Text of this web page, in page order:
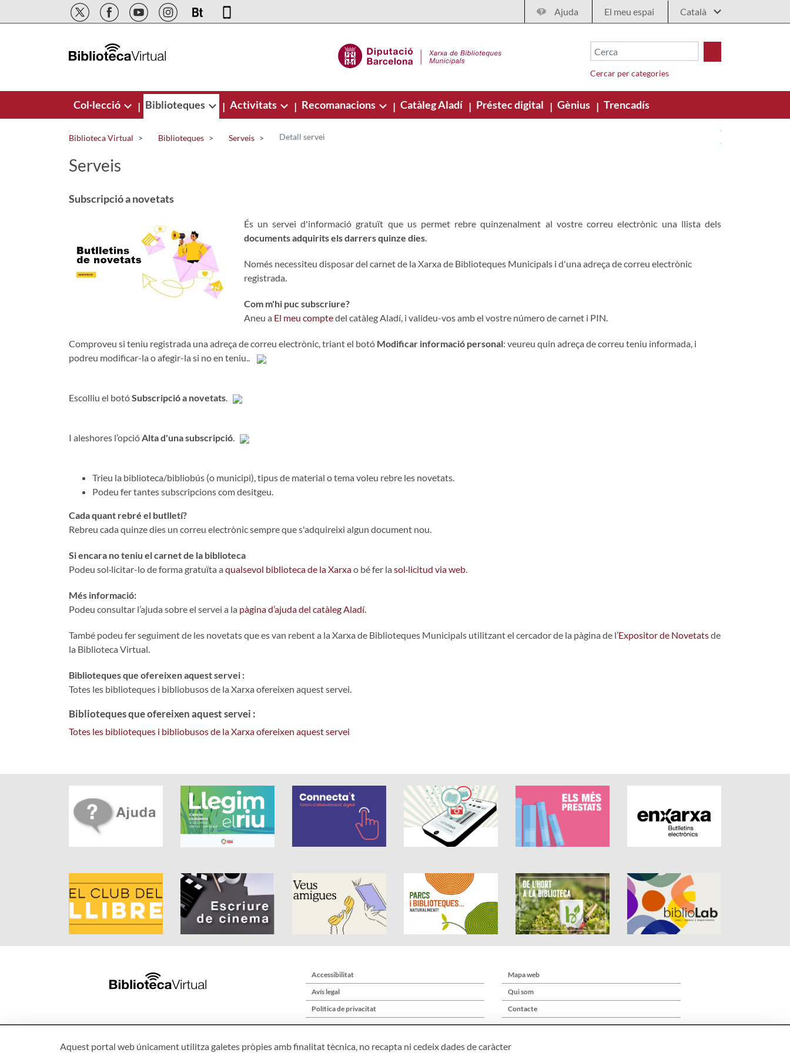
Salta al contingut principal Ajuda El meu espai
Cercar per categories
Col·lecció | Biblioteques | Activitats | Recomanacions | Catàleg Aladí | Préstec digital | Gènius | Trencadís
Biblioteca Virtual Biblioteques Serveis Detall servei
Serveis
Subscripció a novetats
És un servei d'informació gratuït que us permet rebre quinzenalment al vostre correu electrònic una llista dels
documents adquirits els darrers quinze dies.
Només necessiteu disposar del carnet de la Xarxa de Biblioteques Municipals i d'una adreça de correu electrònic
registrada.
Com m'hi puc subscriure?
Aneu a El meu comptedel catàleg Aladí, i valideu-vos amb el vostre número de carnet i PIN.
Comproveu si teniu registrada una adreça de correu electrònic, triant el botó Modificar informació personal: veureu quin adreça de correu teniu informada, i
podreu modificar-la o afegir-la si no en teniu..
Escolliu el botóSubscripció a novetats.
I aleshores l’opcióAlta d'una subscripció.
Trieu la biblioteca/bibliobús (o municipi), tipus de material o tema voleu rebre les novetats.
Podeu fer tantes subscripcions com desitgeu.
Cada quant rebré el butlletí?
Rebreu cada quinze dies un correu electrònic sempre que s'adquireixi algun document nou.
Si encara no teniu el carnet de la biblioteca
Podeu sol·licitar-lo de forma gratuïta a qualsevol biblioteca de la Xarxao bé fer la sol·licitud via web.
Més informació:
Podeu consultar l’ajuda sobre el servei a la pàgina d’ajuda del catàleg Aladí.
També podeu fer seguiment de les novetats que es van rebent a la Xarxa de Biblioteques Municipals utilitzant el cercador de la pàgina de l’Expositor de Novetatsde
la Biblioteca Virtual.
Biblioteques que ofereixen aquest servei :
Totes les biblioteques i bibliobusos de la Xarxa ofereixen aquest servei.
Biblioteques que ofereixen aquest servei :
Totes les biblioteques i bibliobusos de la Xarxa ofereixen aquest servei
Accessibilitat
Avís legal
Política de privacitat
Mapa web
Qui som
Contacte
Aquest portal web únicament utilitza galetes pròpies amb finalitat tècnica, no recapta ni cedeix dades de caràcter